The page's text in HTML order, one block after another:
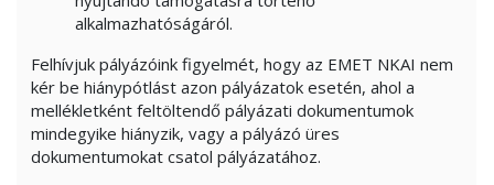
alkalmazhatóságáról.
Felhívjuk pályázóink figyelmét, hogy az EMET NKAI nem
kér be hiánypótlást azon pályázatok esetén, ahol a
mellékletként feltöltendő pályázati dokumentumok
mindegyike hiányzik, vagy a pályázó üres
dokumentumokat csatol pályázatához.